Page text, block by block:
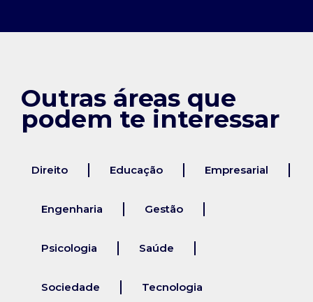
Outras áreas que
podem te interessar
Direito Educação Empresarial
Engenharia Gestão
Psicologia Saúde
Sociedade Tecnologia